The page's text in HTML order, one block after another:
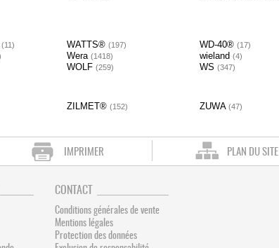
11 WATTS® 197 WD-40® 17
Wera 1418 wieland 4
WOLF 259 WS 347
ZILMET® 152 ZUWA 47
IMPRIMER PLAN DU SITE
CONTACT
Conditions générales de vente
Mentions légales
Protection des données